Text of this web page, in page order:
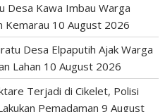
Desa Kawa Imbau Warga
Kemarau 10 August 2026
Desa Elpaputih Ajak Warga
Lahan 10 August 2026
Terjadi di Cikelet, Polisi
Pemadaman 9 August